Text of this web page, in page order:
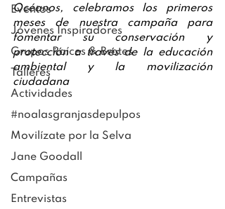
Eventos
Jóvenes Inspiradores
Grupos Raíces & Brotes
Talleres
Actividades
#noalasgranjasdepulpos
Movilízate por la Selva
Jane Goodall
Campañas
Entrevistas
Océanos, celebramos los primeros
meses de nuestra campaña para
fomentar su conservación y
protección a través de la educación
ambiental y la movilización
ciudadana